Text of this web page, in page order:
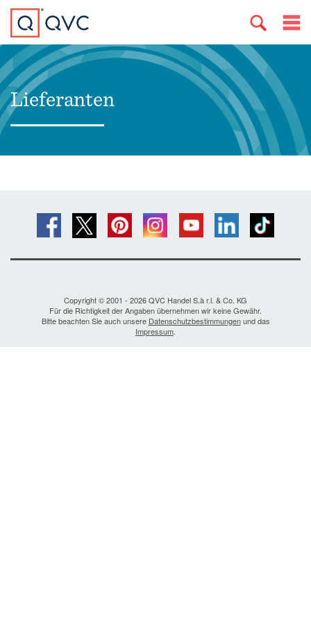
Lieferanten
Copyright © 2001 - 2026 QVC Handel S.à r.l. & Co. KG
Für die Richtigkeit der Angaben übernehmen wir keine Gewähr.
Bitte beachten Sie auch unsere Datenschutzbestimmungenund das
Impressum.